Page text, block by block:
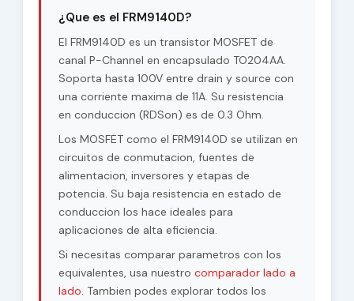
¿Que es el FRM9140D?
El FRM9140D es un transistor MOSFET de
canal P-Channel en encapsulado TO204AA.
Soporta hasta 100V entre drain y source con
una corriente maxima de 11A. Su resistencia
en conduccion (RDSon) es de 0.3 Ohm.
Los MOSFET como el FRM9140D se utilizan en
circuitos de conmutacion, fuentes de
alimentacion, inversores y etapas de
potencia. Su baja resistencia en estado de
conduccion los hace ideales para
aplicaciones de alta eficiencia.
Si necesitas comparar parametros con los
equivalentes, usa nuestro comparador lado a
lado. Tambien podes explorar todos los